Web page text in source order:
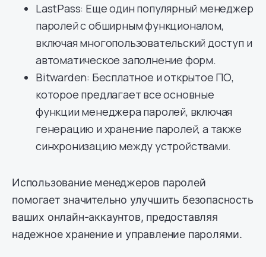
LastPass: Еще один популярный менеджер
паролей с обширным функционалом,
включая многопользовательский доступ и
автоматическое заполнение форм.
Bitwarden: Бесплатное и открытое ПО,
которое предлагает все основные
функции менеджера паролей, включая
генерацию и хранение паролей, а также
синхронизацию между устройствами.
Использование менеджеров паролей
помогает значительно улучшить безопасность
ваших онлайн-аккаунтов, предоставляя
надежное хранение и управление паролями.